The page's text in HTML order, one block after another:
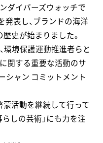
ダイバーズウォッチで
発表し、ブランドの海洋
史が始まりました。
環境保護運動推進者らと
関する重要な活動のサ
シャン コミットメント
活動を継続して行って
らしの芸術」にも力を注